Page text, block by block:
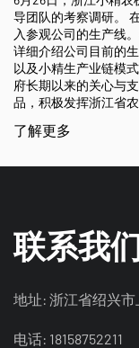
司董事长徐岳平的引导
观过程中，徐岳平董
营状况，包括科技研
心优势。徐董事长表
表感激，并承诺将持
头企业的先进作用。
联系我
地址: 浙江省绍兴市
电话: 18158752211